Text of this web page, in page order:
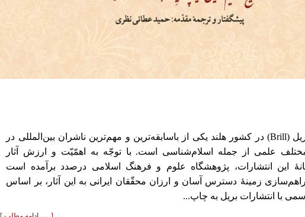
انتشارات بریل (Brill) در کشور هلند یکی از باسابقه‌ترین و مهم‌ترین ناشران بین‌المللی در
علمی از جمله اسلام‌شناسی است. با توجّه به اهمّیّت و ارزش آثار
این انتشارات، پژوهشگاه علوم و فرهنگ اسلامی درصدد برآمده است
زمینۀ دسترس آسان و ارزان محقّقان ایرانی به این آثار، بر اساس
با انتشارات بریل به چاپ...